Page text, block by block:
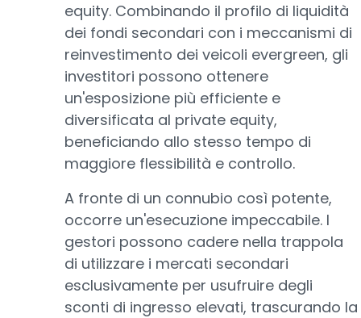
equity. Combinando il profilo di liquidità
dei fondi secondari con i meccanismi di
reinvestimento dei veicoli evergreen, gli
investitori possono ottenere
un'esposizione più efficiente e
diversificata al private equity,
beneficiando allo stesso tempo di
maggiore flessibilità e controllo.
A fronte di un connubio così potente,
occorre un'esecuzione impeccabile. I
gestori possono cadere nella trappola
di utilizzare i mercati secondari
esclusivamente per usufruire degli
sconti di ingresso elevati, trascurando la